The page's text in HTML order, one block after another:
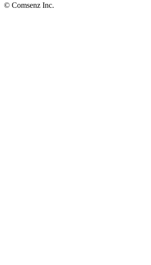
© Comsenz Inc.